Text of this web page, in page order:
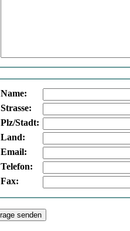
Name:
Strasse:
Plz/Stadt:
Land:
Email:
Telefon:
Fax: